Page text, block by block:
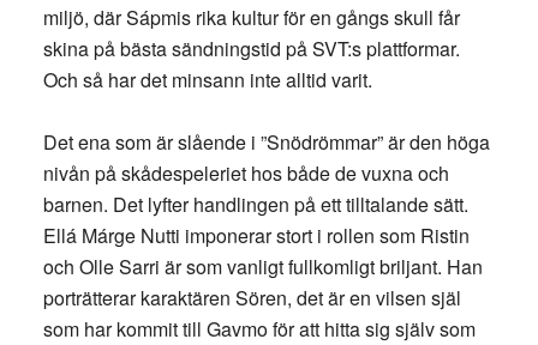
miljö, där Sápmis rika kultur för en gångs skull får
skina på bästa sändningstid på SVT:s plattformar.
Och så har det minsann inte alltid varit.
Det ena som är slående i ”Snödrömmar” är den höga
nivån på skådespeleriet hos både de vuxna och
barnen. Det lyfter handlingen på ett tilltalande sätt.
Ellá Márge Nutti imponerar stort i rollen som Ristin
och Olle Sarri är som vanligt fullkomligt briljant. Han
porträtterar karaktären Sören, det är en vilsen själ
som har kommit till Gavmo för att hitta sig själv som